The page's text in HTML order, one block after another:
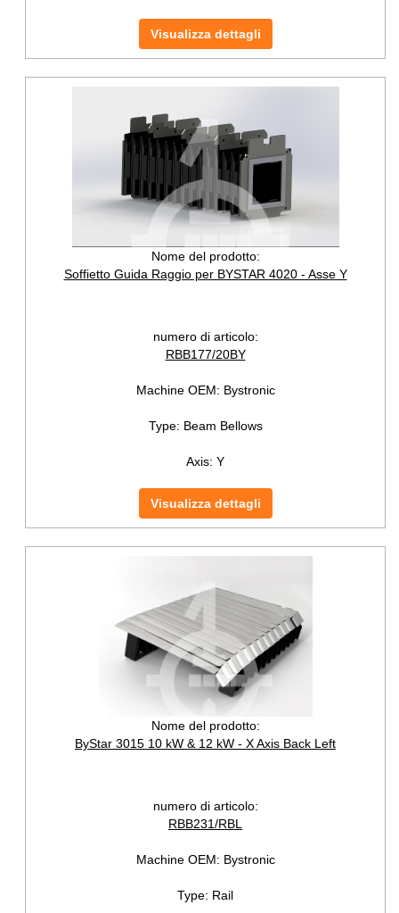
Visualizza dettagli
Nome del prodotto:
Soffietto Guida Raggio per BYSTAR 4020 - Asse Y
numero di articolo:
RBB177/20BY
Machine OEM: Bystronic
Type: Beam Bellows
Axis: Y
Visualizza dettagli
Nome del prodotto:
ByStar 3015 10 kW & 12 kW - X Axis Back Left
numero di articolo:
RBB231/RBL
Machine OEM: Bystronic
Type: Rail